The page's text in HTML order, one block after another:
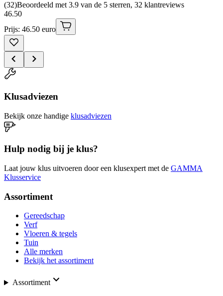
(32)Beoordeeld met 3.9 van de 5 sterren, 32 klantreviews
46.50
Prijs: 46.50 euro
Klusadviezen
Bekijk onze handige klusadviezen
Hulp nodig bij je klus?
Laat jouw klus uitvoeren door een klusexpert met de GAMMA
Klusservice
Assortiment
Gereedschap
Verf
Vloeren & tegels
Tuin
Alle merken
Bekijk het assortiment
Assortiment